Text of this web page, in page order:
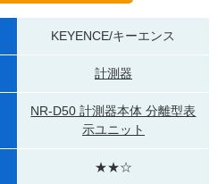
KEYENCE/キーエンス
計測器
NR-D50 計測器本体 分離型表
示ユニット
★★☆